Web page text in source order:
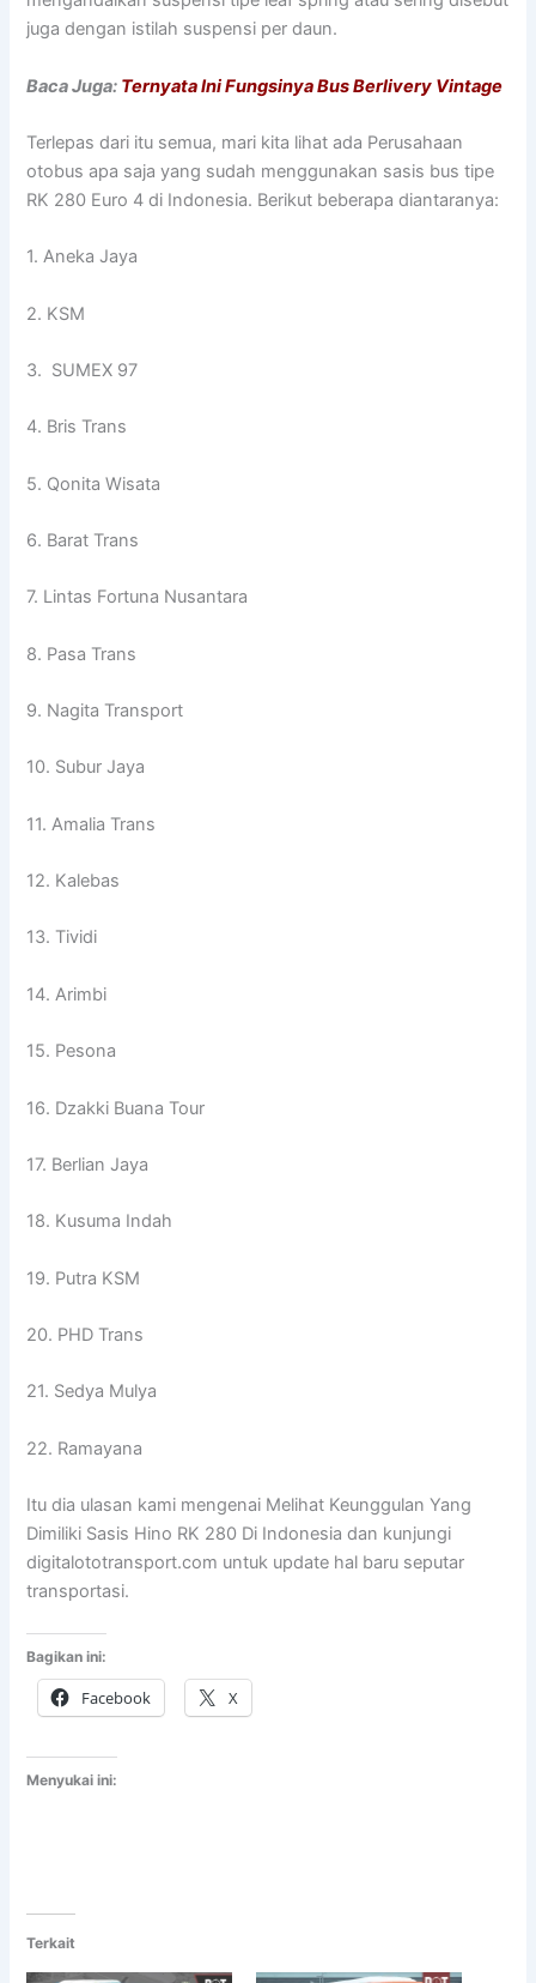
juga dengan istilah suspensi per daun.
Baca Juga: Ternyata Ini Fungsinya Bus Berlivery Vintage
Terlepas dari itu semua, mari kita lihat ada Perusahaan
otobus apa saja yang sudah menggunakan sasis bus tipe
RK 280 Euro 4 di Indonesia. Berikut beberapa diantaranya:
1. Aneka Jaya
2. KSM
3. SUMEX 97
4. Bris Trans
5. Qonita Wisata
6. Barat Trans
7. Lintas Fortuna Nusantara
8. Pasa Trans
9. Nagita Transport
10. Subur Jaya
11. Amalia Trans
12. Kalebas
13. Tividi
14. Arimbi
15. Pesona
16. Dzakki Buana Tour
17. Berlian Jaya
18. Kusuma Indah
19. Putra KSM
20. PHD Trans
21. Sedya Mulya
22. Ramayana
Itu dia ulasan kami mengenai Melihat Keunggulan Yang
Dimiliki Sasis Hino RK 280 Di Indonesia dan kunjungi
digitalototransport.com untuk update hal baru seputar
transportasi.
Bagikan ini:
Facebook X
Menyukai ini:
Terkait